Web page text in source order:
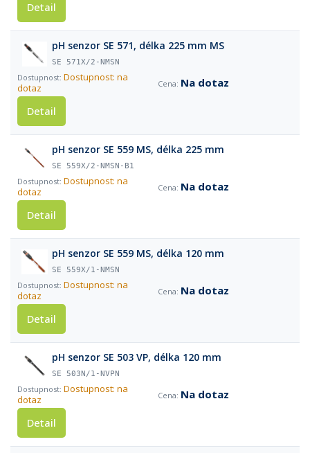
Detail
pH senzor SE 571, délka 225 mm MS
SE 571X/2-NMSN
Dostupnost: na
dotaz
Na dotaz
Detail
pH senzor SE 559 MS, délka 225 mm
SE 559X/2-NMSN-B1
Dostupnost: na
dotaz
Na dotaz
Detail
pH senzor SE 559 MS, délka 120 mm
SE 559X/1-NMSN
Dostupnost: na
dotaz
Na dotaz
Detail
pH senzor SE 503 VP, délka 120 mm
SE 503N/1-NVPN
Dostupnost: na
dotaz
Na dotaz
Detail